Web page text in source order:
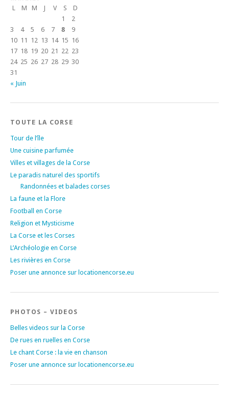
L
M M J V S
D
1
2
3
4 5 6 7 8
9
10 11 12 13 14 15 16
17 18 19 20 21 22 23
24 25 26 27 28 29 30
31
« Juin
TOUTE LA CORSE
Tour de l’île
Une cuisine parfumée
Villes et villages de la Corse
Le paradis naturel des sportifs
Randonnées et balades corses
La faune et la Flore
Football en Corse
Religion et Mysticisme
La Corse et les Corses
L’Archéologie en Corse
Les rivières en Corse
Poser une annonce sur locationencorse.eu
PHOTOS – VIDEOS
Belles videos sur la Corse
De rues en ruelles en Corse
Le chant Corse : la vie en chanson
Poser une annonce sur locationencorse.eu